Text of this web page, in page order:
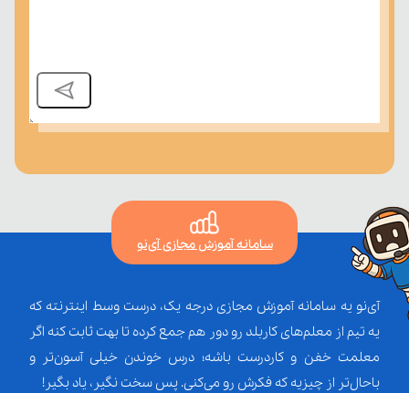
سامانه آموزش مجازی آی‌نو
آی‌نو یه سامانه آموزش مجازی درجه یک، درست وسط اینترنته که
یه تیم از معلم‌‌های کاربلد رو دور هم جمع کرده تا بهت ثابت کنه اگر
معلمت خفن و کاردرست باشه؛ درس خوندن خیلی آسون‌تر و
باحال‌تر از چیزیه که فکرش رو می‌کنی. پس سخت نگیر، یاد بگیر!